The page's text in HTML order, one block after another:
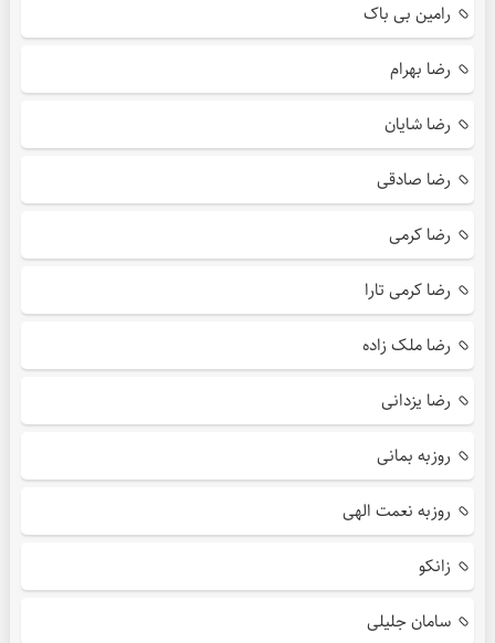
رامین بی باک
رضا بهرام
رضا شایان
رضا صادقی
رضا کرمی
رضا کرمی تارا
رضا ملک زاده
رضا یزدانی
روزبه بمانی
روزبه نعمت الهی
زانکو
سامان جلیلی